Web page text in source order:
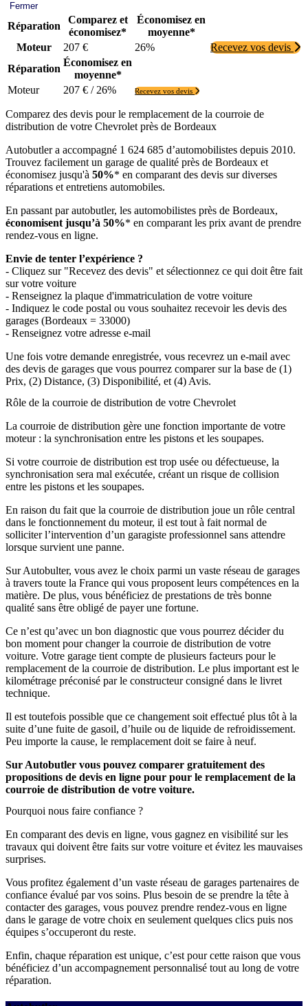
Fermer
Réparation
Comparez et
économisez*
Économisez en
moyenne*
Moteur
207 € 26%
Recevez vos devis
Réparation
Économisez en
moyenne*
Moteur
207 € / 26% Recevez vos devis
Comparez des devis pour le remplacement de la courroie de
distribution de votre Chevrolet près de Bordeaux
Autobutler a accompagné 1 624 685 d’automobilistes depuis 2010.
Trouvez facilement un garage de qualité près de Bordeaux et
économisez jusqu'à 50%* en comparant des devis sur diverses
réparations et entretiens automobiles.
En passant par autobutler, les automobilistes près de Bordeaux,
économisent jusqu’à 50%* en comparant les prix avant de prendre
rendez-vous en ligne.
Envie de tenter l’expérience ?
- Cliquez sur "Recevez des devis" et sélectionnez ce qui doit être fait
sur votre voiture
- Renseignez la plaque d'immatriculation de votre voiture
- Indiquez le code postal ou vous souhaitez recevoir les devis des
garages (Bordeaux = 33000)
- Renseignez votre adresse e-mail
Une fois votre demande enregistrée, vous recevrez un e-mail avec
des devis de garages que vous pourrez comparer sur la base de (1)
Prix, (2) Distance, (3) Disponibilité, et (4) Avis.
Rôle de la courroie de distribution de votre Chevrolet
La courroie de distribution gère une fonction importante de votre
moteur : la synchronisation entre les pistons et les soupapes.
Si votre courroie de distribution est trop usée ou défectueuse, la
synchronisation sera mal exécutée, créant un risque de collision
entre les pistons et les soupapes.
En raison du fait que la courroie de distribution joue un rôle central
dans le fonctionnement du moteur, il est tout à fait normal de
solliciter l’intervention d’un garagiste professionnel sans attendre
lorsque survient une panne.
Sur Autobulter, vous avez le choix parmi un vaste réseau de garages
à travers toute la France qui vous proposent leurs compétences en la
matière. De plus, vous bénéficiez de prestations de très bonne
qualité sans être obligé de payer une fortune.
Ce n’est qu’avec un bon diagnostic que vous pourrez décider du
bon moment pour changer la courroie de distribution de votre
voiture. Votre garage tient compte de plusieurs facteurs pour le
remplacement de la courroie de distribution. Le plus important est le
kilométrage préconisé par le constructeur consigné dans le livret
technique.
Il est toutefois possible que ce changement soit effectué plus tôt à la
suite d’une fuite de gasoil, d’huile ou de liquide de refroidissement.
Peu importe la cause, le remplacement doit se faire à neuf.
Sur Autobutler vous pouvez comparer gratuitement des
propositions de devis en ligne pour pour le remplacement de la
courroie de distribution de votre voiture.
Pourquoi nous faire confiance ?
En comparant des devis en ligne, vous gagnez en visibilité sur les
travaux qui doivent être faits sur votre voiture et évitez les mauvaises
surprises.
Vous profitez également d’un vaste réseau de garages partenaires de
confiance évalué par vos soins. Plus besoin de se prendre la tête à
contacter des garages, vous pouvez prendre rendez-vous en ligne
dans le garage de votre choix en seulement quelques clics puis nos
équipes s’occuperont du reste.
Enfin, chaque réparation est unique, c’est pour cette raison que vous
bénéficiez d’un accompagnement personnalisé tout au long de votre
réparation.